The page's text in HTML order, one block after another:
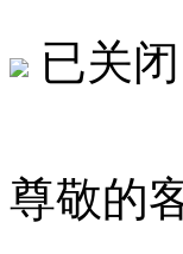
已关闭
尊敬的